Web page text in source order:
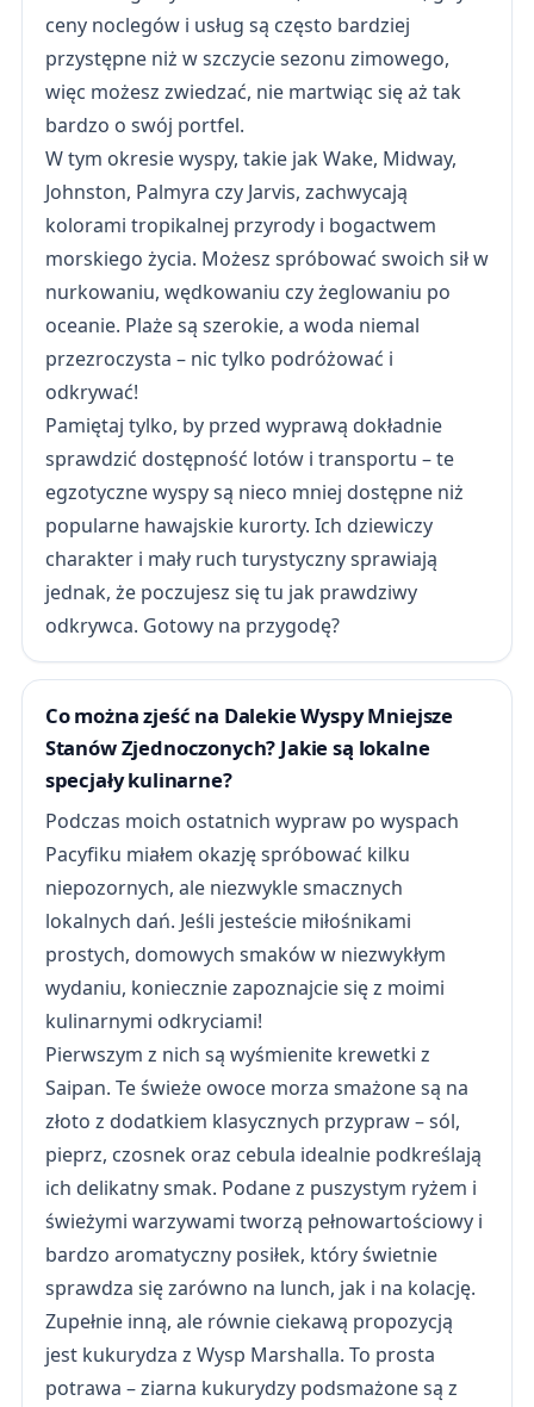
ceny noclegów i usług są często bardziej
przystępne niż w szczycie sezonu zimowego,
więc możesz zwiedzać, nie martwiąc się aż tak
bardzo o swój portfel.
W tym okresie wyspy, takie jak Wake, Midway,
Johnston, Palmyra czy Jarvis, zachwycają
kolorami tropikalnej przyrody i bogactwem
morskiego życia. Możesz spróbować swoich sił w
nurkowaniu, wędkowaniu czy żeglowaniu po
oceanie. Plaże są szerokie, a woda niemal
przezroczysta – nic tylko podróżować i
odkrywać!
Pamiętaj tylko, by przed wyprawą dokładnie
sprawdzić dostępność lotów i transportu – te
egzotyczne wyspy są nieco mniej dostępne niż
popularne hawajskie kurorty. Ich dziewiczy
charakter i mały ruch turystyczny sprawiają
jednak, że poczujesz się tu jak prawdziwy
odkrywca. Gotowy na przygodę?
Co można zjeść na Dalekie Wyspy Mniejsze
Stanów Zjednoczonych? Jakie są lokalne
specjały kulinarne?
Podczas moich ostatnich wypraw po wyspach
Pacyfiku miałem okazję spróbować kilku
niepozornych, ale niezwykle smacznych
lokalnych dań. Jeśli jesteście miłośnikami
prostych, domowych smaków w niezwykłym
wydaniu, koniecznie zapoznajcie się z moimi
kulinarnymi odkryciami!
Pierwszym z nich są wyśmienite krewetki z
Saipan. Te świeże owoce morza smażone są na
złoto z dodatkiem klasycznych przypraw – sól,
pieprz, czosnek oraz cebula idealnie podkreślają
ich delikatny smak. Podane z puszystym ryżem i
świeżymi warzywami tworzą pełnowartościowy i
bardzo aromatyczny posiłek, który świetnie
sprawdza się zarówno na lunch, jak i na kolację.
Zupełnie inną, ale równie ciekawą propozycją
jest kukurydza z Wysp Marshalla. To prosta
potrawa – ziarna kukurydzy podsmażone są z